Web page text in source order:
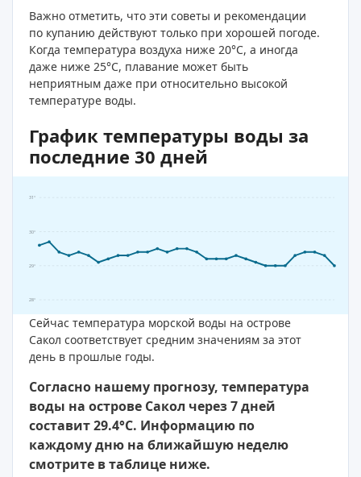
Важно отметить, что эти советы и рекомендации
по купанию действуют только при хорошей погоде.
Когда температура воздуха ниже 20°C, а иногда
даже ниже 25°C, плавание может быть
неприятным даже при относительно высокой
температуре воды.
График температуры воды за
последние 30 дней
28°
29°
30°
31°
Сейчас температура морской воды на острове
Сакол соответствует средним значениям за этот
день в прошлые годы.
Согласно нашему прогнозу, температура
воды на острове Сакол через 7 дней
составит 29.4°C. Информацию по
каждому дню на ближайшую неделю
смотрите в таблице ниже.